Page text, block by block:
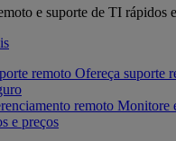
e suporte de TI rápidos
remoto Ofereça suporte
remoto Monitore
e preços